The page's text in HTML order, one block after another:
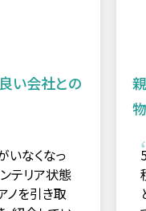
131cm
い会社との
いなくなっ
テリア状態
ノを引き取